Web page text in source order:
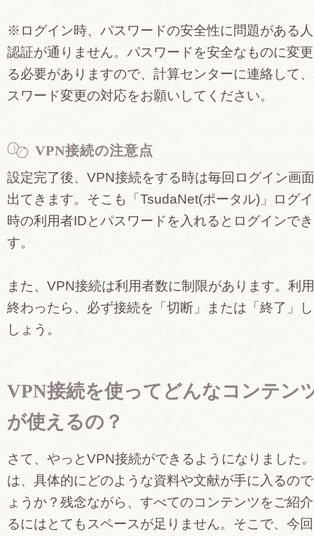
※ログイン時、パスワードの安全性に問題がある
認証が通りません。パスワードを安全なものに変
る必要がありますので、計算センターに連絡して
スワード変更の対応をお願いしてください。
VPN接続の注意点
設定完了後、VPN接続をする時は毎回ログイン画
出てきます。そこも「TsudaNet(ポータル)」ログ
時の利用者IDとパスワードを入れるとログインで
す。
また、VPN接続は利用者数に制限があります。利
終わったら、必ず接続を「切断」または「終了」
しょう。
VPN接続を使ってどんなコンテン
が使えるの？
さて、やっとVPN接続ができるようになりました
は、具体的にどのような資料や文献が手に入るの
ょうか？残念ながら、すべてのコンテンツをご紹
るにはとてもスペースが足りません。そこで、今